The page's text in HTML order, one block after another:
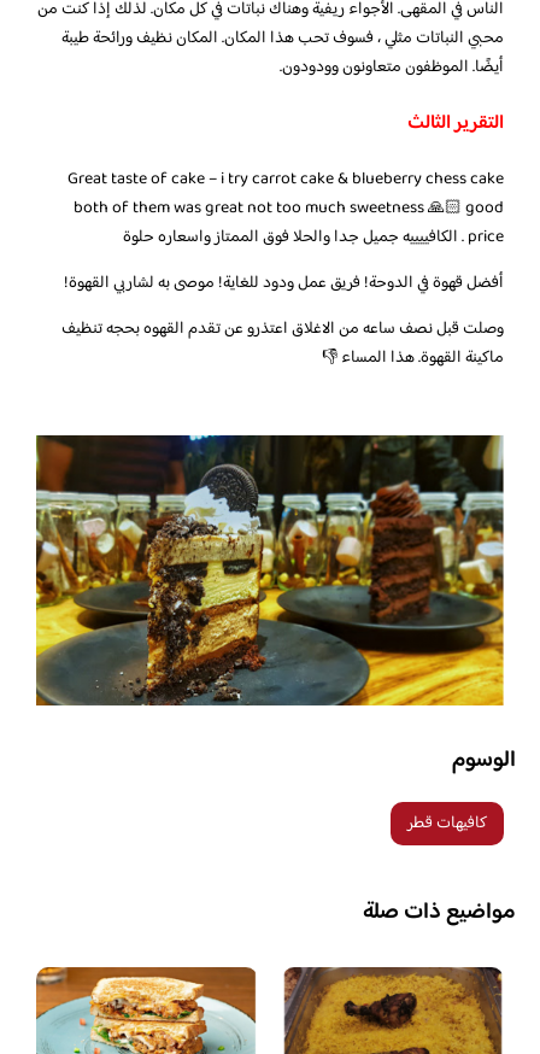
الناس في المقهى. الأجواء ريفية وهناك نباتات في كل مكان. لذلك إذا كنت من
محبي النباتات مثلي ، فسوف تحب هذا المكان. المكان نظيف ورائحة طيبة
أيضًا. الموظفون متعاونون وودودون.
التقرير الثالث
Great taste of cake – i try carrot cake & blueberry chess cake
both of them was great not too much sweetness 🙏🏻 good
price . الكافييييه جميل جدا والحلا فوق الممتاز واسعاره حلوة
أفضل قهوة في الدوحة! فريق عمل ودود للغاية! موصى به لشاربي القهوة!
وصلت قبل نصف ساعه من الاغلاق اعتذرو عن تقدم القهوه بحجه تنظيف
ماكينة القهوة. هذا المساء 👎
الوسوم
كافيهات قطر
مواضيع ذات صلة